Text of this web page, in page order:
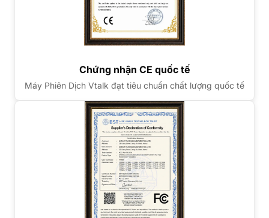
Chứng nhận CE quốc tế
Máy Phiên Dịch Vtalk đạt tiêu chuẩn chất lượng quốc tế